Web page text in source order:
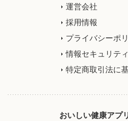
運営会社
採用情報
プライバシーポ
情報セキュリテ
特定商取引法に
おいしい健康アプ